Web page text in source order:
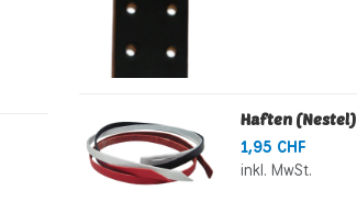
Haften (Nestel)
1,95 CHF
inkl. MwSt.